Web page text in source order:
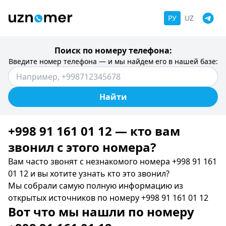
РУ UZ
Поиск по номеру телефона:
Введите номер телефона — и мы найдем его в нашей базе:
Найти
+998 91 161 01 12 — кто вам
звонил c этого номера?
Вам часто звонят с незнакомого номера +998 91 161
01 12 и вы хотите узнать кто это звонил?
Мы собрали самую полную информацию из
открытых источников по номеру +998 91 161 01 12
Вот что мы нашли по номеру